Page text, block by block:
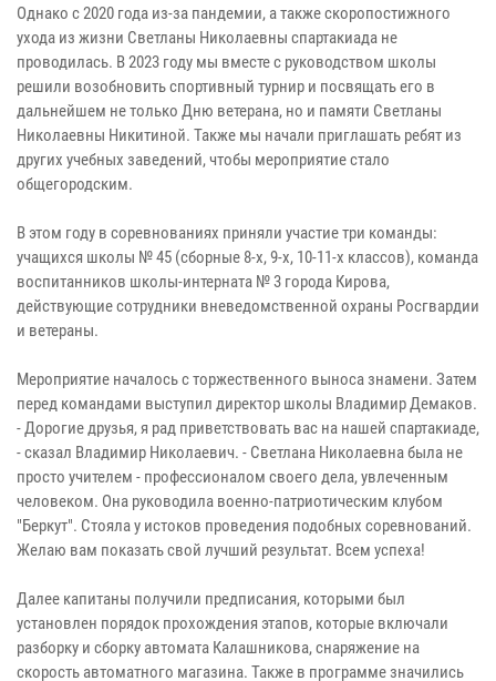
Однако с 2020 года из-за пандемии, а также скоропостижного
ухода из жизни Светланы Николаевны спартакиада не
проводилась. В 2023 году мы вместе с руководством школы
решили возобновить спортивный турнир и посвящать его в
дальнейшем не только Дню ветерана, но и памяти Светланы
Николаевны Никитиной. Также мы начали приглашать ребят из
других учебных заведений, чтобы мероприятие стало
общегородским.
В этом году в соревнованиях приняли участие три команды:
учащихся школы № 45 (сборные 8-х, 9-х, 10-11-х классов), команда
воспитанников школы-интерната № 3 города Кирова,
действующие сотрудники вневедомственной охраны Росгвардии
и ветераны.
Мероприятие началось с торжественного выноса знамени. Затем
перед командами выступил директор школы Владимир Демаков.
- Дорогие друзья, я рад приветствовать вас на нашей спартакиаде,
- сказал Владимир Николаевич. - Светлана Николаевна была не
просто учителем - профессионалом своего дела, увлеченным
человеком. Она руководила военно-патриотическим клубом
"Беркут". Стояла у истоков проведения подобных соревнований.
Желаю вам показать свой лучший результат. Всем успеха!
Далее капитаны получили предписания, которыми был
установлен порядок прохождения этапов, которые включали
разборку и сборку автомата Калашникова, снаряжение на
скорость автоматного магазина. Также в программе значились